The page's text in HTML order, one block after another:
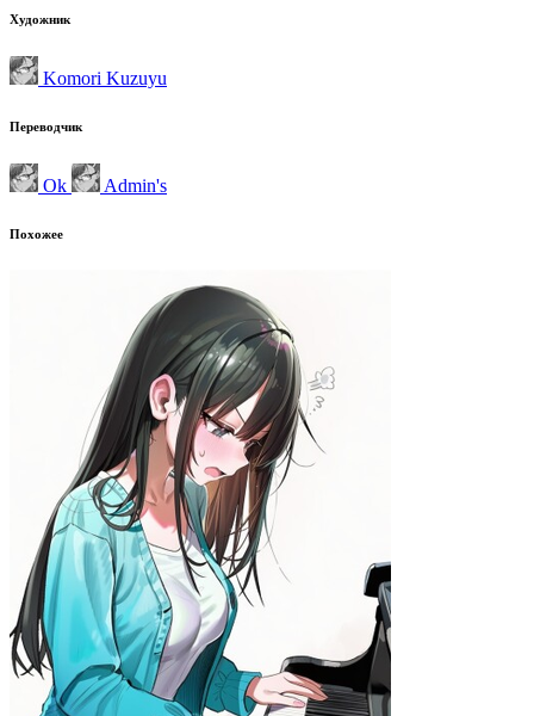
Художник
Komori Kuzuyu
Переводчик
Ok Admin's
Похожее